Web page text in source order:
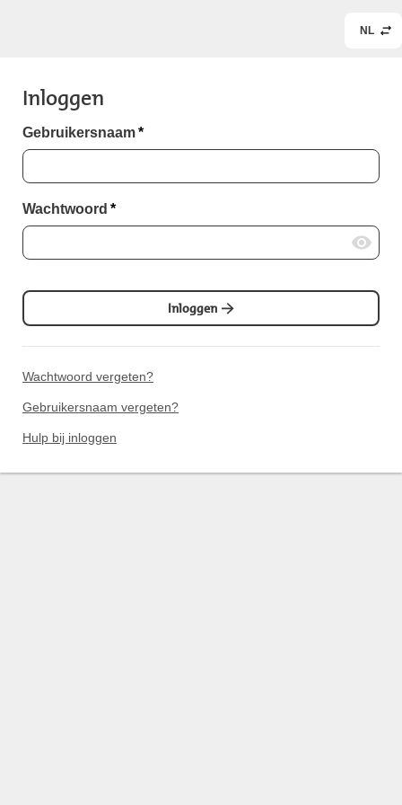
NL
Inloggen
Gebruikersnaam*
Wachtwoord *
Inloggen
Wachtwoord vergeten?
Gebruikersnaam vergeten?
Hulp bij inloggen